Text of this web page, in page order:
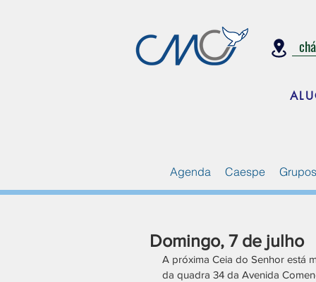
Agenda Caespe
Domingo, 7 de julho
A próxima Ceia do Senhor está
da quadra 34 da Avenida